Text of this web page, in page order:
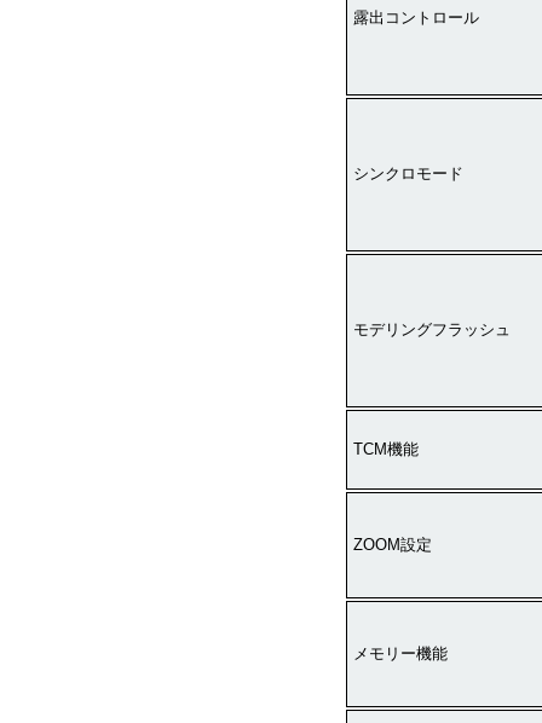
露出コントロール
シンクロモード
モデリングフラッシュ
TCM機能
ZOOM設定
メモリー機能